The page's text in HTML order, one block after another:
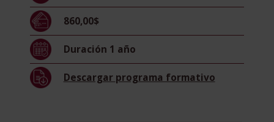
Pontificia
Salamanca)
860,00$
Duración 1 año
Descargar programa formativo